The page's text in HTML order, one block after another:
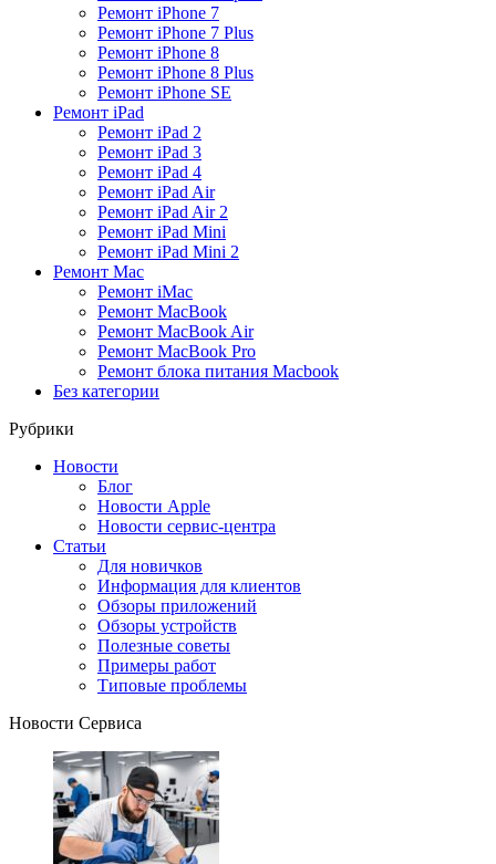
Ремонт iPhone 7
Ремонт iPhone 7 Plus
Ремонт iPhone 8
Ремонт iPhone 8 Plus
Ремонт iPhone SE
Ремонт iPad
Ремонт iPad 2
Ремонт iPad 3
Ремонт iPad 4
Ремонт iPad Air
Ремонт iPad Air 2
Ремонт iPad Mini
Ремонт iPad Mini 2
Ремонт Mac
Ремонт iMac
Ремонт MacBook
Ремонт MacBook Air
Ремонт MacBook Pro
Ремонт блока питания Macbook
Без категории
Рубрики
Новости
Блог
Новости Apple
Новости сервис-центра
Статьи
Для новичков
Информация для клиентов
Обзоры приложений
Обзоры устройств
Полезные советы
Примеры работ
Типовые проблемы
Новости Сервиса